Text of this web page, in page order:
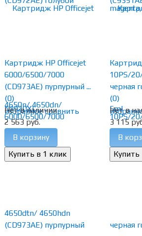
избранное сравнить
Картридж HP Officejet
6000/6500/7000
(CD973AE) пурпурный ...
(0)
Нет в наличии
2 563 руб.
В корзину
10PS/
черная
(0)
Нет в
3 115
В